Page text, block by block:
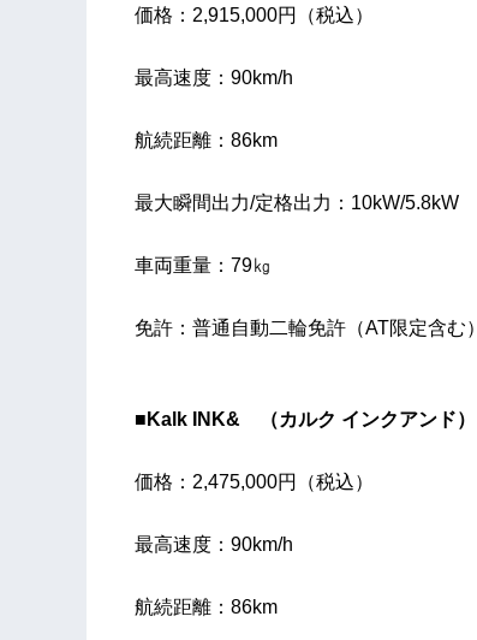
価格：2,915,000円（税込）
最高速度：90km/h
航続距離：86km
最大瞬間出力/定格出力：10kW/5.8kW
車両重量：79㎏
免許：普通自動二輪免許（AT限定含む）
■Kalk INK& （カルク インクアンド）
価格：2,475,000円（税込）
最高速度：90km/h
航続距離：86km